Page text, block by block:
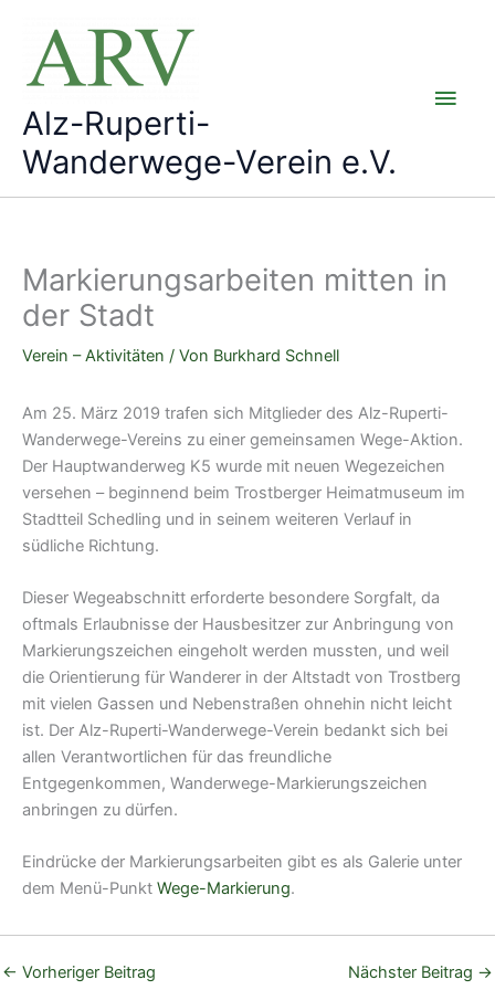
springen
Alz-Ruperti-
Wanderwege-Verein e.V.
Markierungsarbeiten mitten in
der Stadt
Verein – Aktivitäten / Von Burkhard Schnell
Am 25. März 2019 trafen sich Mitglieder des Alz-Ruperti-
Wanderwege-Vereins zu einer gemeinsamen Wege-Aktion.
Der Hauptwanderweg K5 wurde mit neuen Wegezeichen
versehen – beginnend beim Trostberger Heimatmuseum im
Stadtteil Schedling und in seinem weiteren Verlauf in
südliche Richtung.
Dieser Wegeabschnitt erforderte besondere Sorgfalt, da
oftmals Erlaubnisse der Hausbesitzer zur Anbringung von
Markierungszeichen eingeholt werden mussten, und weil
die Orientierung für Wanderer in der Altstadt von Trostberg
mit vielen Gassen und Nebenstraßen ohnehin nicht leicht
ist. Der Alz-Ruperti-Wanderwege-Verein bedankt sich bei
allen Verantwortlichen für das freundliche
Entgegenkommen, Wanderwege-Markierungszeichen
anbringen zu dürfen.
Eindrücke der Markierungsarbeiten gibt es als Galerie unter
dem Menü-Punkt Wege-Markierung.
← Vorheriger Beitrag Nächster Beitrag →